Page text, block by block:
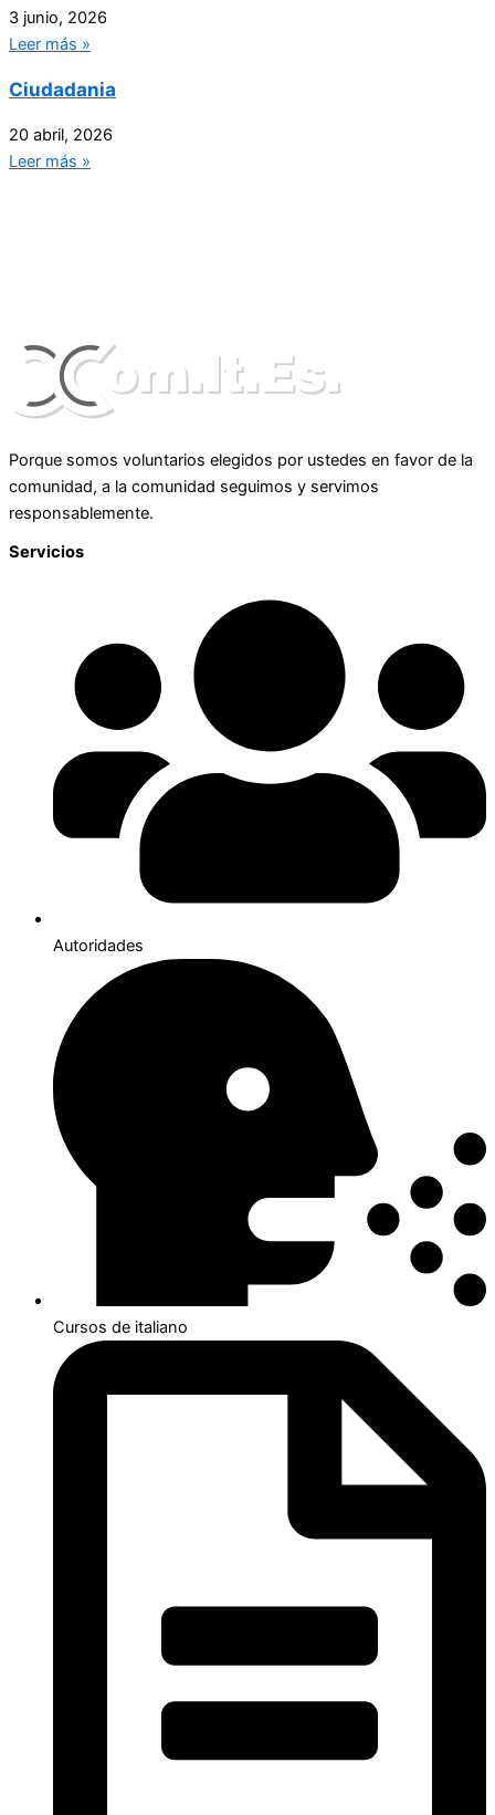
3 junio, 2026
Leer más »
Ciudadania
20 abril, 2026
Leer más »
Porque somos voluntarios elegidos por ustedes en favor de la
comunidad, a la comunidad seguimos y servimos
responsablemente.
Servicios
Autoridades
Cursos de italiano